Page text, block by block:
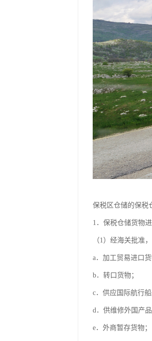
保税区仓储的保税
1．保税仓储货物
（1）经海关批准
a．加工贸易进口货
b．转口货物；
c．供应国际航行
d．供维修外国产
e．外商暂存货物；